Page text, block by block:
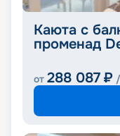
Каюта с
променад
от 288 087 ₽